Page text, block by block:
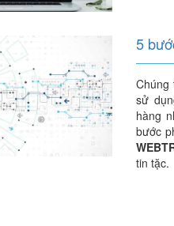
5
Chúng
sử
hàng
bước
tin tặc.